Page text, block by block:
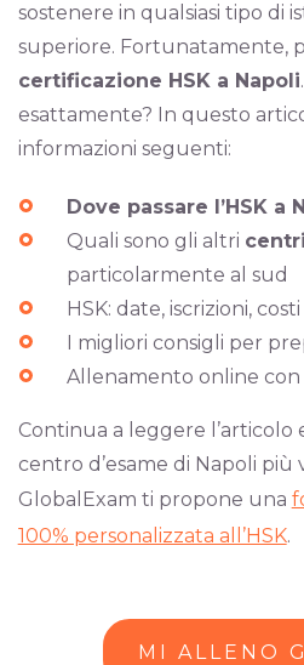
sostenere in qualsiasi tipo di
superiore. Fortunatamente,
certificazione HSK a Napoli
esattamente? In questo
informazioni seguenti:
Dove passare l’HSK a
Quali sono gli altri
particolarmente al sud
HSK: date, iscrizioni,
I migliori consigli per
Allenamento online con
Continua a leggere l’articolo
centro d’esame di Napoli più
GlobalExam ti propone una
100% personalizzata all’HSK.
MI ALLENO